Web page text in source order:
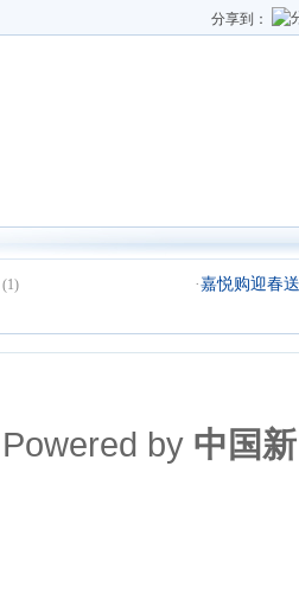
分享到：
(1) ·嘉悦购迎春
Powered by 中国